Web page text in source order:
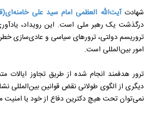
شهادت آیت‌الله العظمی امام سید علی
درگذشت یک رهبر ملی است. این رویداد،
تروریسم دولتی، ترورهای سیاسی و عادی‌سازی
امور بین‌المللی است.
ترور هدفمند انجام شده از طریق تجاوز ایالات
دیگری از الگوی طولانی نقض قوانین بین‌المللی
نمی‌توان تحت هیچ دکترین دفاع از خود یا امنیت